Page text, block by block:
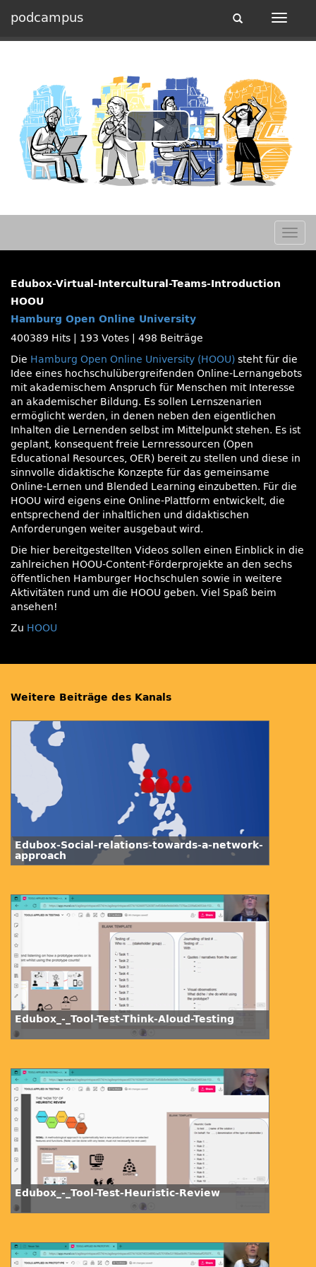
podcampus
Toggle
Toggle
Play
Video
Edubox-Virtual-Intercultural-Teams-Introduction
HOOU
Hamburg Open Online University
400389 Hits
193 Votes
498 Beiträge
Die Hamburg Open Online University (HOOU) steht für die
Idee eines hochschulübergreifenden Online-Lernangebots
mit akademischem Anspruch für Menschen mit Interesse
an akademischer Bildung. Es sollen Lernszenarien
ermöglicht werden, in denen neben den eigentlichen
Inhalten die Lernenden selbst im Mittelpunkt stehen. Es ist
geplant, konsequent freie Lernressourcen (Open
Educational Resources, OER) bereit zu stellen und diese in
sinnvolle didaktische Konzepte für das gemeinsame
Online-Lernen und Blended Learning einzubetten. Für die
HOOU wird eigens eine Online-Plattform entwickelt, die
entsprechend der inhaltlichen und didaktischen
Anforderungen weiter ausgebaut wird.
Die hier bereitgestellten Videos sollen einen Einblick in die
zahlreichen HOOU-Content-Förderprojekte an den sechs
öffentlichen Hamburger Hochschulen sowie in weitere
Aktivitäten rund um die HOOU geben. Viel Spaß beim
ansehen!
Zu HOOU
Weitere Beiträge des Kanals
Edubox-Social-relations-towards-a-network-
approach
Edubox_-_Tool-Test-Think-Aloud-Testing
Edubox_-_Tool-Test-Heuristic-Review